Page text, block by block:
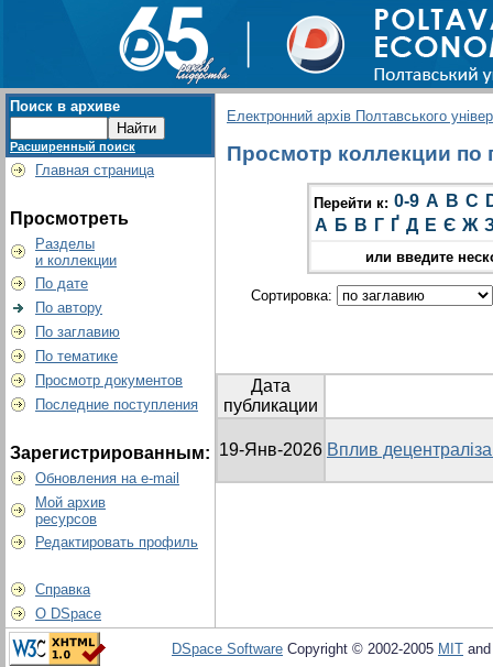
Поиск в архиве
Расширенный поиск
Главная страница
Просмотреть
Разделы
и коллекции
По дате
По автору
По заглавию
По тематике
Просмотр документов
Последние поступления
Зарегистрированным:
Обновления на e-mail
Мой архив
ресурсов
Редактировать профиль
Справка
О DSpace
Електронний архів Полтавського
Просмотр коллекции по
Перейти к: 0-9 A B C
А Б В Г Ґ Д Е Є Ж
или введите
Сортировка:
Дата
публикации
19-Янв-2026 Вплив
DSpace Software Copyright © 2002-2005 MIT